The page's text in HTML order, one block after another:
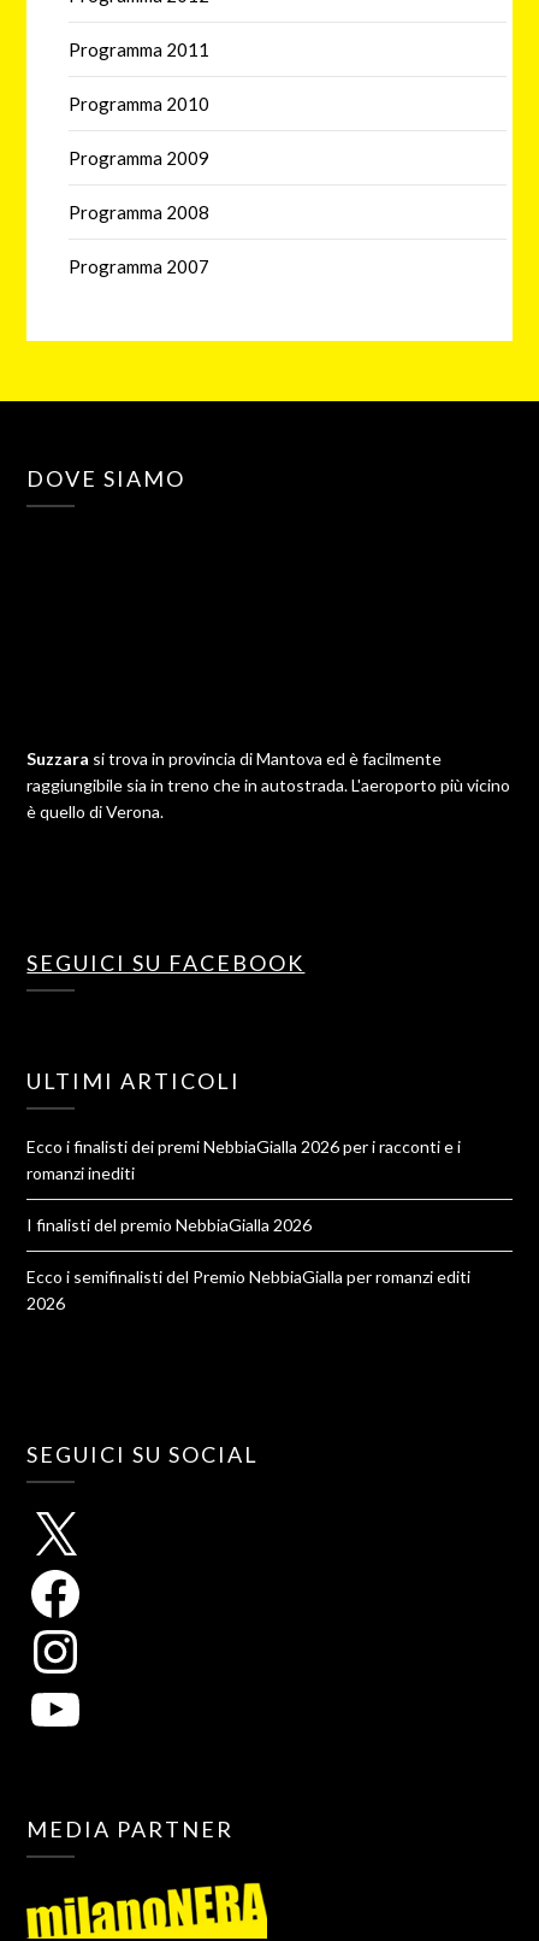
Programma 2011
Programma 2010
Programma 2009
Programma 2008
Programma 2007
DOVE SIAMO
Suzzara si trova in provincia di Mantova ed è facilmente
raggiungibile sia in treno che in autostrada. L'aeroporto più vicino
è quello di Verona.
SEGUICI SU FACEBOOK
ULTIMI ARTICOLI
Ecco i finalisti dei premi NebbiaGialla 2026 per i racconti e i
romanzi inediti
I finalisti del premio NebbiaGialla 2026
Ecco i semifinalisti del Premio NebbiaGialla per romanzi editi
2026
SEGUICI SU SOCIAL
MEDIA PARTNER